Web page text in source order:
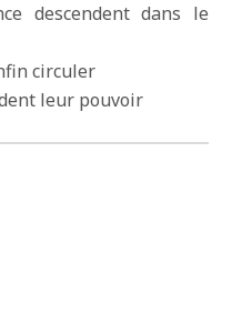
descendent dans le
circuler
leur pouvoir